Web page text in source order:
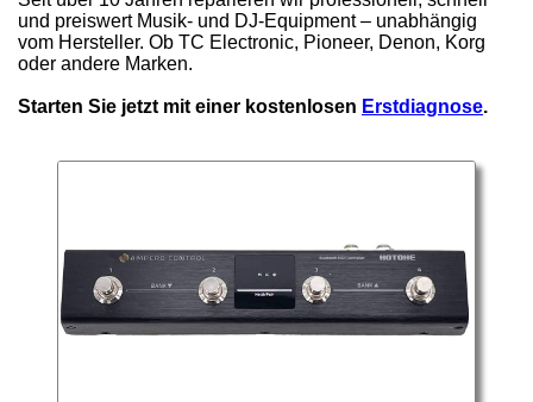
und preiswert Musik- und DJ-Equipment – unabhängig
vom Hersteller. Ob TC Electronic, Pioneer, Denon, Korg
oder andere Marken.
Starten Sie jetzt mit einer kostenlosen Erstdiagnose.